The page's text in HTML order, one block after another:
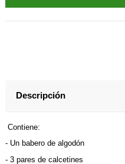
Descripción
Contiene:
- Un babero de algodón
- 3 pares de calcetines